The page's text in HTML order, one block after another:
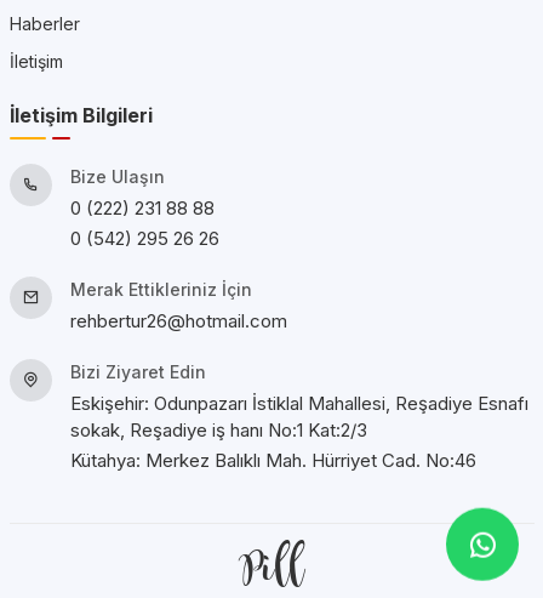
Haberler
İletişim
İletişim Bilgileri
Bize Ulaşın
0 (222) 231 88 88
0 (542) 295 26 26
Merak Ettikleriniz İçin
rehbertur26@hotmail.com
Bizi Ziyaret Edin
Eskişehir: Odunpazarı İstiklal Mahallesi, Reşadiye Esnafı
sokak, Reşadiye iş hanı No:1 Kat:2/3
Kütahya: Merkez Balıklı Mah. Hürriyet Cad. No:46
Pill